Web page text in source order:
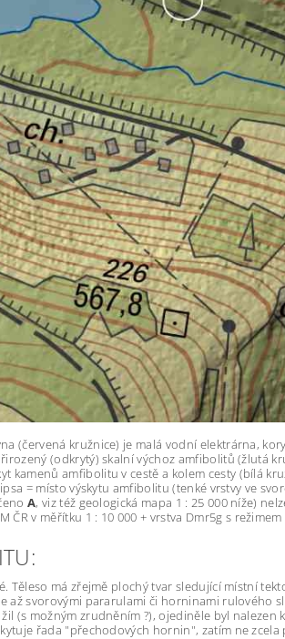
(červená kružnice) je malá vodní elektrárna,
(odkrytý) skalní výchoz amfibolitů (žlutá
kamenů amfibolitu v cestě a kolem cesty (bílá
= místo výskytu amfibolitu (tenké vrstvy ve
A, viz též geologická mapa 1 : 25 000 níže)
ČR v měřítku 1 : 10 000 + vrstva Dmr5g s
Těleso má zřejmě plochý tvar sledující místní
až svorovými pararulami či horninami
(s možným zrudněním ?), ojediněle byl
řada "přechodových hornin", zatím ne zcela